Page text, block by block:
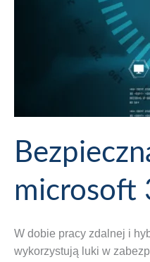
microsoft
W dobie pracy zdalnej i
wykorzystują luki w